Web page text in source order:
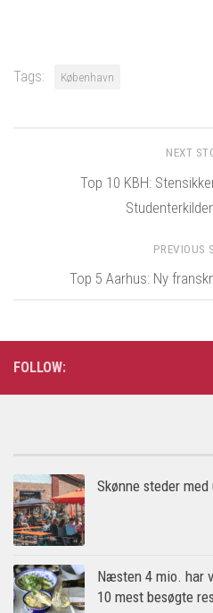
Tags: København
NEXT
Top 10 KBH:
PREVIOUS
Top 5 Aarhus: Ny
FOLLOW:
Skønne steder
Næsten 4 mio. har
10 mest besøgte